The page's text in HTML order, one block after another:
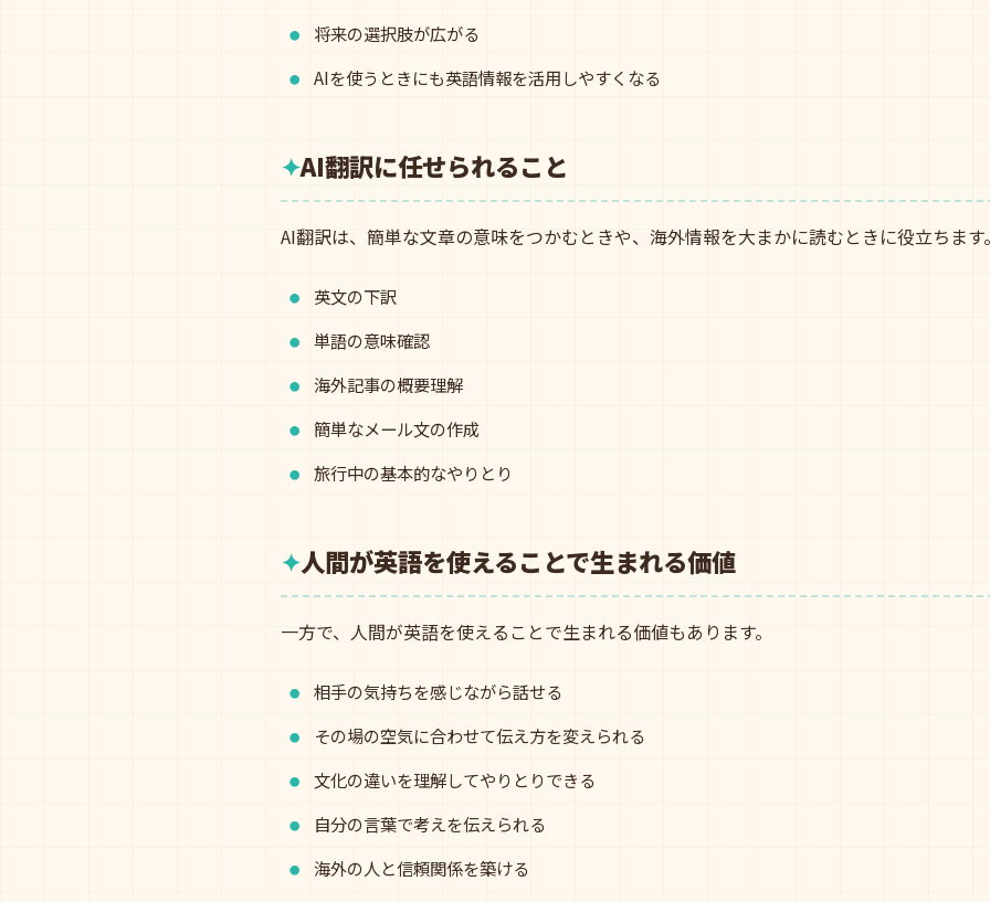
将来の選択肢が広がる
AIを使うときにも英語情報を活用しやすくなる
AI翻訳に任せられること
AI翻訳は、簡単な文章の意味をつかむときや、海外情報を大まかに読むときに役立ちます
英文の下訳
単語の意味確認
海外記事の概要理解
簡単なメール文の作成
旅行中の基本的なやりとり
人間が英語を使えることで生まれる価値
一方で、人間が英語を使えることで生まれる価値もあります。
相手の気持ちを感じながら話せる
その場の空気に合わせて伝え方を変えられる
文化の違いを理解してやりとりできる
自分の言葉で考えを伝えられる
海外の人と信頼関係を築ける